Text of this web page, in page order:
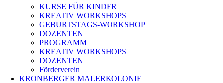
KURSE FÜR KINDER
KREATIV WORKSHOPS
GEBURTSTAGS-WORKSHOP
DOZENTEN
PROGRAMM
KREATIV WORKSHOPS
DOZENTEN
Förderverein
KRONBERGER MALERKOLONIE